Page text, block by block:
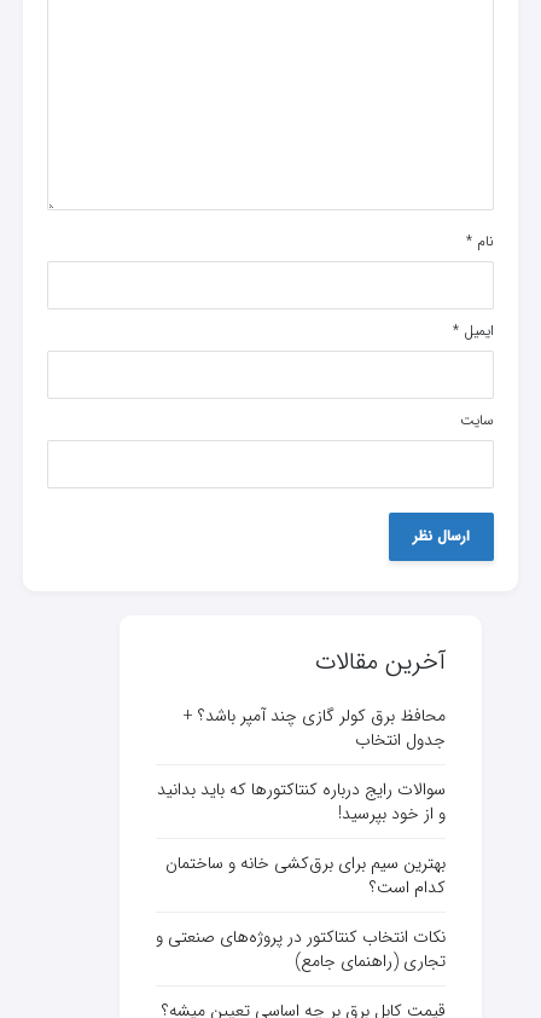
نام *
ایمیل *
سایت
آخرین مقالات
محافظ برق کولر گازی چند آمپر باشد؟ +
جدول انتخاب
سوالات رایج درباره کنتاکتورها که باید بدانید
و از خود بپرسید!
بهترین سیم برای برق‌کشی خانه و ساختمان
کدام است؟
نکات انتخاب کنتاکتور در پروژه‌های صنعتی و
تجاری (راهنمای جامع)
قیمت کابل برق بر چه اساسی تعیین میشه؟